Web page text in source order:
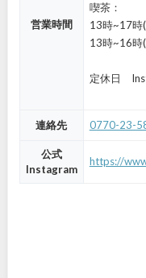
営業時間
喫茶：
13時~17時
13時~16時
定休日
連絡先 0770-23-
公式
Instagram
https://